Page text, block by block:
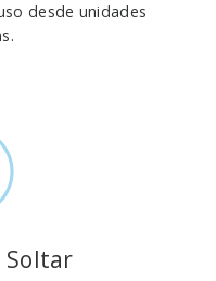
desde unidades